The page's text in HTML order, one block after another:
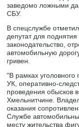
заведомо ложными
СБУ.
В спецслужбе
депутат для
законодательство,
автомобильную
гривен.
"В рамках уголовного
УК, оперативно-
проведения обысков
Хмельнитчине.
оказания
Службе
месту жительства